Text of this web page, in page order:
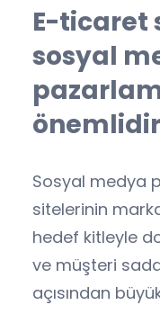
E-ticaret
sosyal
Sosyal medya
sitelerinin
hedef kitleyle
ve müşteri
açısından